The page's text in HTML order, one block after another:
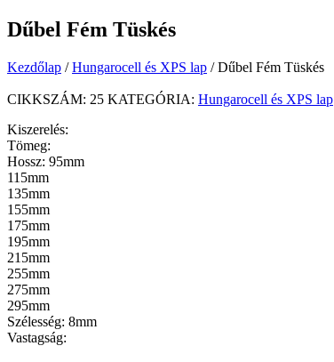
Dűbel Fém Tüskés
Kezdőlap /Hungarocell és XPS lap / Dűbel Fém Tüskés
CIKKSZÁM: 25 KATEGÓRIA: Hungarocell és XPS lap
Kiszerelés:
Tömeg:
Hossz: 95mm
115mm
135mm
155mm
175mm
195mm
215mm
255mm
275mm
295mm
Szélesség: 8mm
Vastagság: